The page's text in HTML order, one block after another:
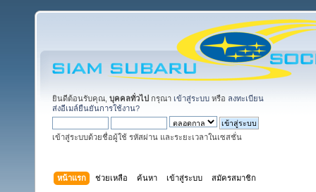
ยินดีต้อนรับคุณ, บุคคลทั่วไป กรุณา เข้าสู่ระบบ หรือ ลงทะเบียน
ส่งอีเมล์ยืนยันการใช้งาน?
เข้าสู่ระบบด้วยชื่อผู้ใช้ รหัสผ่าน และระยะเวลาในเซสชั่น
หน้าแรก ช่วยเหลือ ค้นหา เข้าสู่ระบบ สมัครสมาชิก